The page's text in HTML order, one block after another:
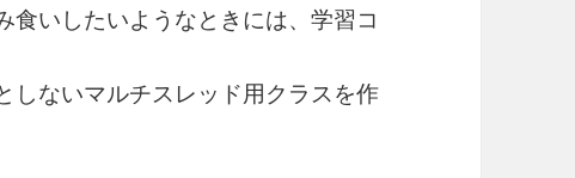
食いしたいようなときには、学習コ
しないマルチスレッド用クラスを作